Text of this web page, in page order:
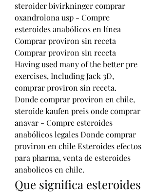
steroider bivirkninger comprar
oxandrolona usp - Compre
esteroides anabólicos en línea
Comprar proviron sin receta
Comprar proviron sin receta
Having used many of the better pre
exercises, Including Jack 3D,
comprar proviron sin receta.
Donde comprar proviron en chile,
steroide kaufen preis onde comprar
anavar - Compre esteroides
anabólicos legales Donde comprar
proviron en chile Esteroides efectos
para pharma, venta de esteroides
anabolicos en chile.
Que significa esteroides